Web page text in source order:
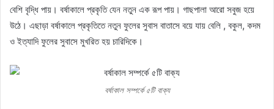
বেশি বৃদ্ধি পায়। বর্ষাকালে প্রকৃতি যেন নতুন এক রূপ পায়। গাছপালা আরো সবুজ হয়ে
উঠে। এছাড়া বর্ষাকালে প্রকৃতিতে নতুন ফুলের সুবাস বাতাসে বয়ে যায় বেলি , বকুল, কদম
ও ইত্যাদি ফুলের সুবাসে মুখরিত হয় চারিদিকে।
বর্ষাকাল সম্পর্কে ৫টি বাক্য